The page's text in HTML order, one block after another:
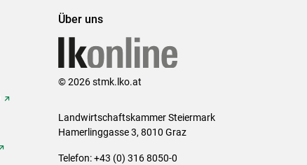
Über uns
© 2026 stmk.lko.at
Landwirtschaftskammer Steiermark
Hamerlinggasse 3, 8010 Graz
Telefon: +43 (0) 316 8050-0